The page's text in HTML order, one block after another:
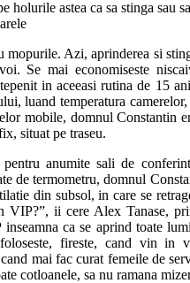
holurile astea ca sa stinga sau
mopurile. Azi, aprinderea si
Se mai economiseste
in aceeasi rutina de 15
luand temperatura
mobile, domnul Constantin
situat pe traseu.
pentru anumite sali de
de termometru, domnul
din subsol, in care se
VIP?”, ii cere Alex Tanase,
ca se aprind toate
fireste, cand vin in
mai fac curat femeile de
cotloanele, sa nu ramana